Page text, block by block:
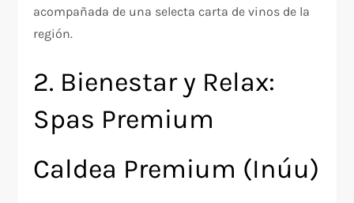
acompañada de una selecta carta de vinos de la
región.
2. Bienestar y Relax:
Spas Premium
Caldea Premium (Inúu)